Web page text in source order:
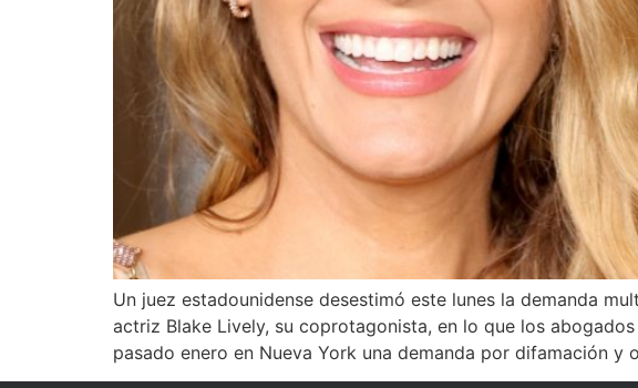
Un juez estadounidense desestimó este lunes la demanda
actriz Blake Lively, su coprotagonista, en lo que los
pasado enero en Nueva York una demanda por difamación y